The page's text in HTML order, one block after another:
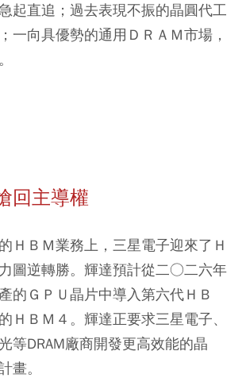
起直追；過去表現不振的晶圓代工
一向具優勢的通用ＤＲＡＭ市場，
回主導權
ＨＢＭ業務上，三星電子迎來了Ｈ
圖逆轉勝。輝達預計從二○二六年
的ＧＰＵ晶片中導入第六代ＨＢ
ＨＢＭ４。輝達正要求三星電子、
等DRAM廠商開發更高效能的晶
畫。